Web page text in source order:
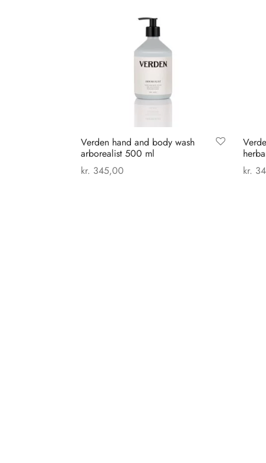
Verden hand and body wash
arborealist 500 ml
kr. 345,00
kr.